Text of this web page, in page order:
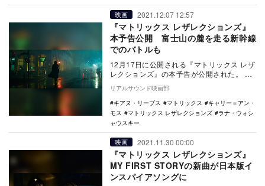
映画 2021.12.07 12:57
『マトリックス レザレクションズ』
本予告公開 富士山の麓を走る新幹線
でのバトルも
12月17日に公開される『マトリックス レザ
レクションズ』の本予告が公開された。
『マトリックス』シリーズの生みの親であ
り、…
リアルサウンド映画部
キアヌ・リーブス
マトリックス
キャリー＝アン・
モス
マトリックス レザレクションズ
ラナ・ウォシ
ャウスキー
映画 2021.11.30 00:00
『マトリックス レザレクションズ』
MY FIRST STORYの新曲が日本版イ
ンスパイアソングに